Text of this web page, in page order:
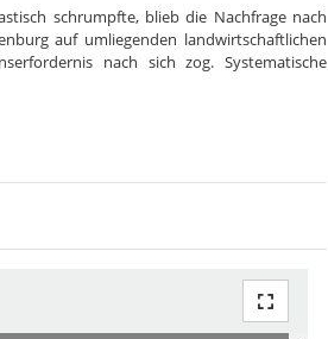
schrumpfte, blieb die Nachfrage nach
auf umliegenden landwirtschaftlichen
nach sich zog. Systematische